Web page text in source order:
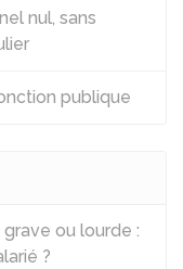
nul, sans
publique
ou lourde :
?